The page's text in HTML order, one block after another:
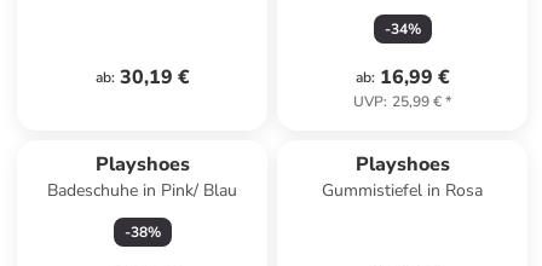
ab: 30,19 €
-34%
ab: 16,99 €
UVP: 25,99 €*
Playshoes
Badeschuhe in Pink/ Blau
-38%
Playshoes
Gummistiefel in Rosa